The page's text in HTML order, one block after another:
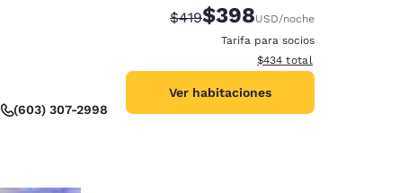
(603) 307-2998
Tarifa tachada:
$419Tarifa reducida:
$398USD/noche
Tarifa para socios
Ver detalles totales
$434 total
Ver habitaciones